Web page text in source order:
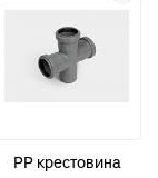
PP крестовина